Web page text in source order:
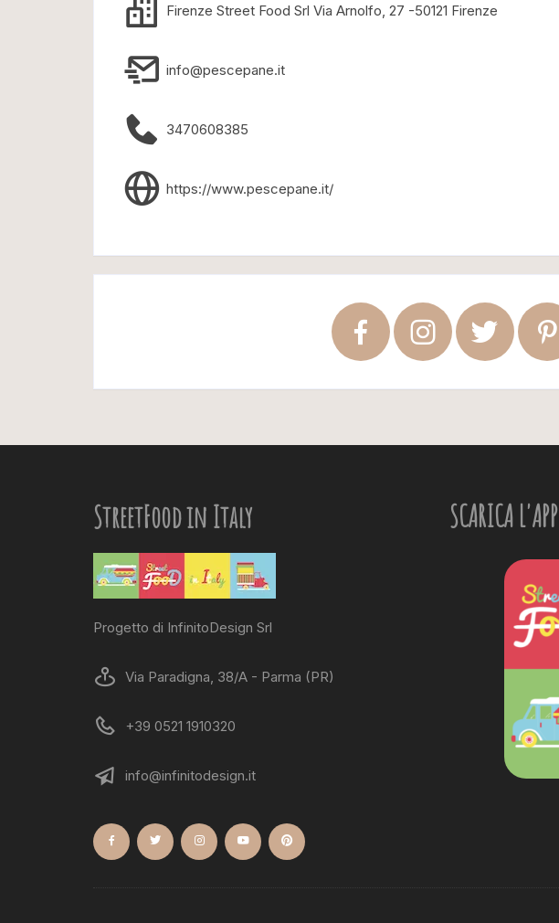
Firenze Street Food Srl Via Arnolfo, 27 -50121 Firenze
info@pescepane.it
3470608385
https://www.pescepane.it/
StreetFood in Italy
Progetto di InfinitoDesign Srl
Via Paradigna, 38/A - Parma (PR)
+39 0521 1910320
info@infinitodesign.it
SCARICA L'APP